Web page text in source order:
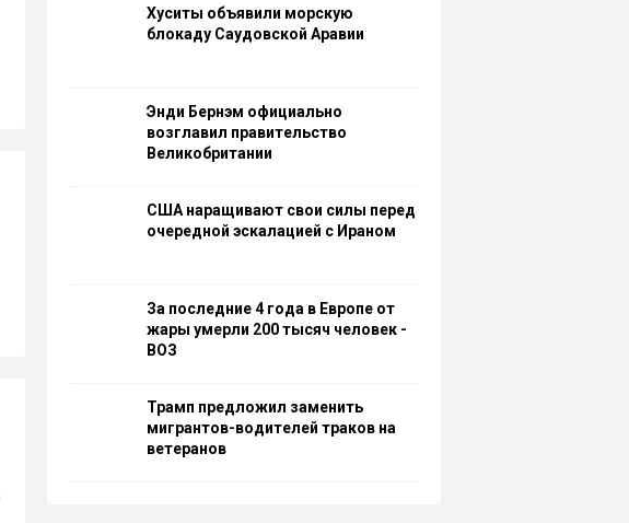
Хуситы объявили морскую
блокаду Саудовской Аравии
Энди Бернэм официально
возглавил правительство
Великобритании
США наращивают свои силы перед
очередной эскалацией с Ираном
За последние 4 года в Европе от
жары умерли 200 тысяч человек -
ВОЗ
Трамп предложил заменить
мигрантов-водителей траков на
ветеранов